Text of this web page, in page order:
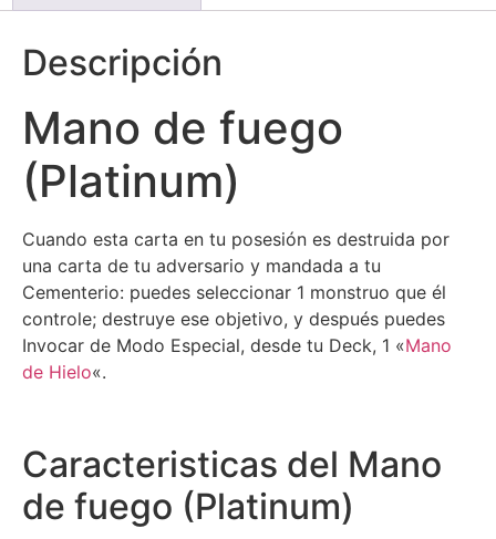
Descripción
Mano de fuego
(Platinum)
Cuando esta carta en tu posesión es destruida por
una carta de tu adversario y mandada a tu
Cementerio: puedes seleccionar 1 monstruo que él
controle; destruye ese objetivo, y después puedes
Invocar de Modo Especial, desde tu Deck, 1 «Mano
de Hielo«.
Caracteristicas del Mano
de fuego (Platinum)